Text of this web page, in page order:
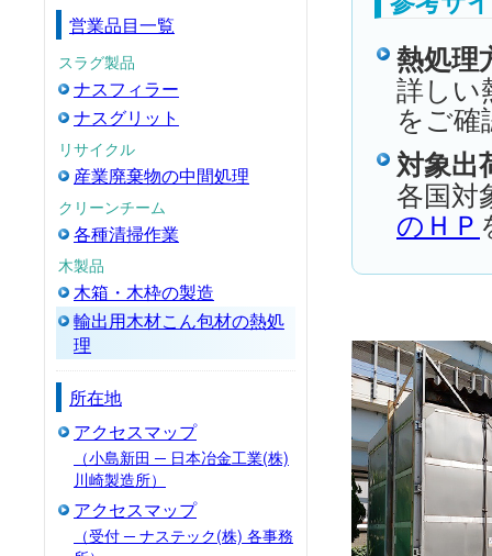
熱処理
詳しい
をご確
対象出
各国対
のＨＰ
営業品目一覧
スラグ製品
ナスフィラー
ナスグリット
リサイクル
産業廃棄物の中間処理
クリーンチーム
各種清掃作業
木製品
木箱・木枠の製造
輸出用木材こん包材の熱処
理
所在地
アクセスマップ
（小島新田 ─ 日本冶金工業(株)
川崎製造所）
アクセスマップ
（受付 ─ ナステック(株) 各事務